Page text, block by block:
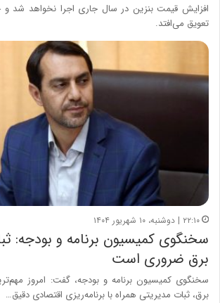
تعویق می‌افتد.
۲۲:۱۰ | دوشنبه، ۱۰ شهریور ۱۴۰۴
سخنگوی کمیسیون برنامه و بودجه:
برق ضروری است
سخنگوی کمیسیون برنامه و بودجه، گفت: امروز
برق، ثبات مدیریتی همراه با برنامه‌ریزی اقتصادی دقیق…